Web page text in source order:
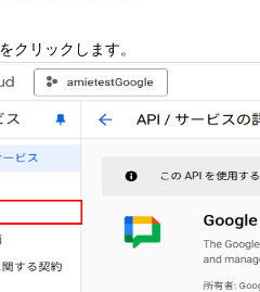
クリックします。